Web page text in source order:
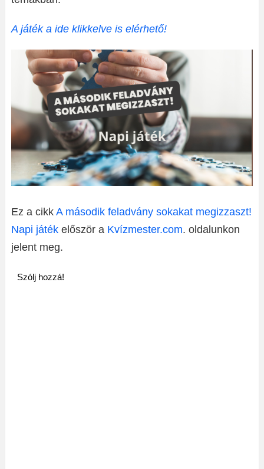
A játék a ide klikkelve is elérhető!
Ez a cikk A második feladvány sokakat megizzaszt!
Napi játék először a Kvízmester.com. oldalunkon
jelent meg.
Szólj hozzá!